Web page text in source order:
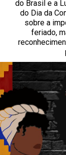
do Brasil e a
do Dia da
sobre a
feriado,